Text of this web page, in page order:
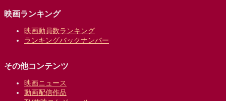
映画ランキング
映画動員数ランキング
ランキングバックナンバー
その他コンテンツ
映画ニュース
動画配信作品